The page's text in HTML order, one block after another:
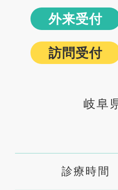
外来受付
訪問受付
岐阜
診療時間